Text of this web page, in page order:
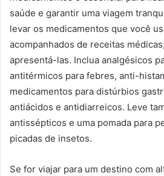
saúde e garantir uma viagem
levar os medicamentos que você
acompanhados de receitas
apresentá-las. Inclua analgésicos
antitérmicos para febres, anti-
medicamentos para distúrbios
antiácidos e antidiarreicos. Leve
antissépticos e uma pomada para
picadas de insetos.
Se for viajar para um destino com